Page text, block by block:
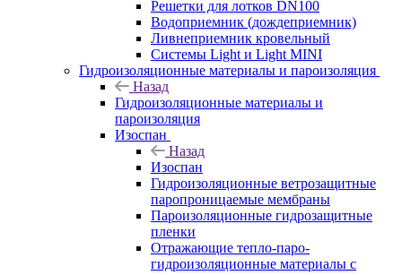
Решетки для лотков DN100
Водоприемник (дождеприемник)
Ливнеприемник кровельный
Системы Light и Light MINI
Гидроизоляционные материалы и пароизоляция
Назад
Гидроизоляционные материалы и
пароизоляция
Изоспан
Назад
Изоспан
Гидроизоляционные ветрозащитные
паропроницаемые мембраны
Пароизоляционные гидрозащитные
пленки
Отражающие тепло-паро-
гидроизоляционные материалы с